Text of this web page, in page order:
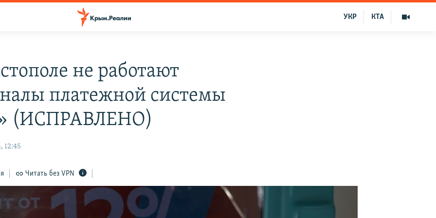
КТА
УКР
не работают
платежной системы
(ИСПРАВЛЕНО)
12:45
Читать без VPN